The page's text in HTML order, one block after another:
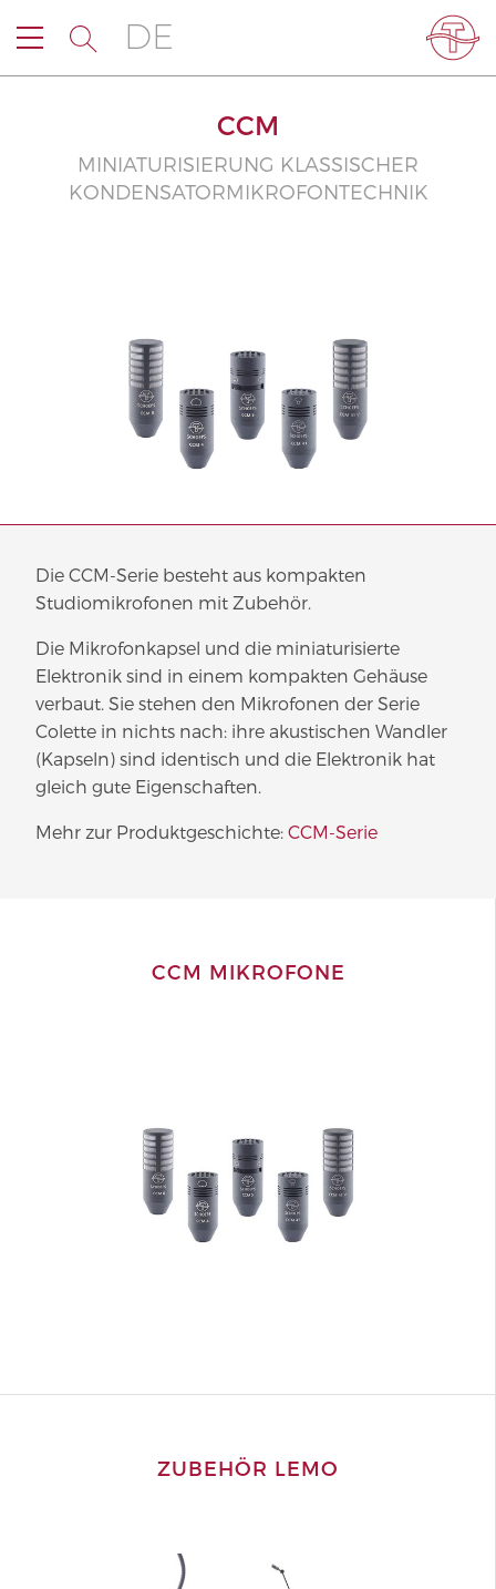
DE
CCM
MINIATURISIERUNG KLASSISCHER
KONDENSATORMIKROFONTECHNIK
Die CCM-Serie besteht aus kompakten
Studiomikrofonen mit Zubehör.
Die Mikrofonkapsel und die miniaturisierte
Elektronik sind in einem kompakten Gehäuse
verbaut. Sie stehen den Mikrofonen der Serie
Colette in nichts nach: ihre akustischen Wandler
(Kapseln) sind identisch und die Elektronik hat
gleich gute Eigenschaften.
Mehr zur Produktgeschichte: CCM-Serie
CCM MIKROFONE
ZUBEHÖR LEMO